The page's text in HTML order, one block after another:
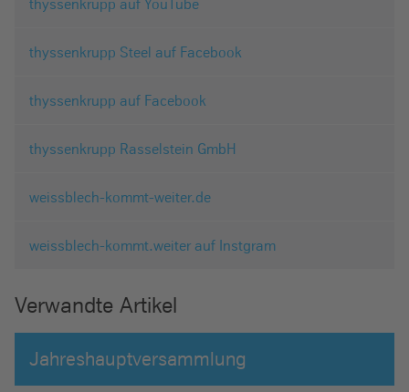
thyssenkrupp auf YouTube
thyssenkrupp Steel auf Facebook
thyssenkrupp auf Facebook
thyssenkrupp Rasselstein GmbH
weissblech-kommt-weiter.de
weissblech-kommt.weiter auf Instgram
Verwandte Artikel
Jahreshauptversammlung